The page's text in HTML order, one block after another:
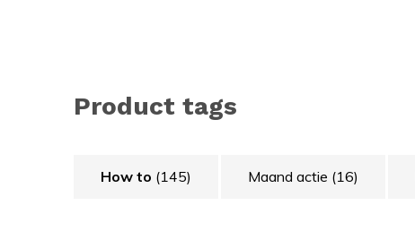
Product tags
How to (145) Maand actie (16)